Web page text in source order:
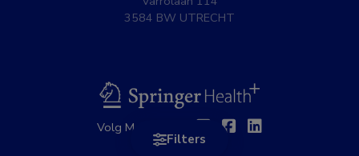
Filters
3584 BW UTRECHT
BSL
Volg MedNet op: TwitterFacebook
Linkedin